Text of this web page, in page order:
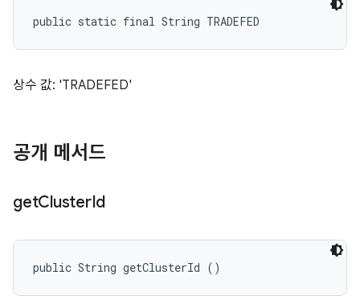
public static final String TRADEFED
상수 값: 'TRADEFED'
공개 메서드
getClusterId
public String getClusterId ()